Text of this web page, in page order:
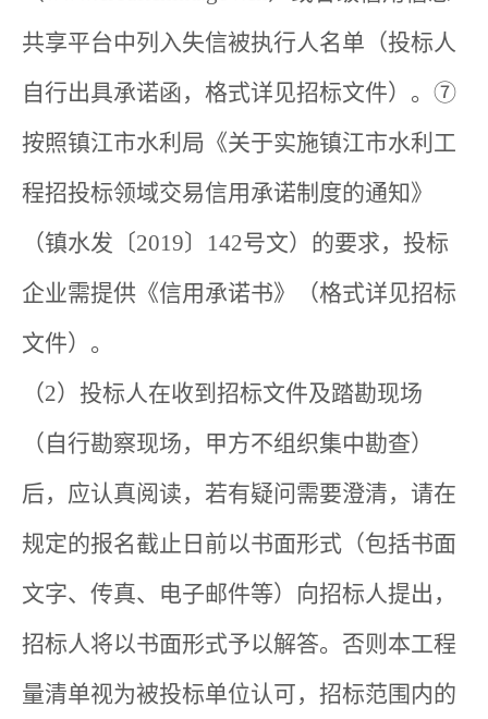
共享平台中列入失信被执行人名单（投标人
自行出具承诺函，格式详见招标文件）。⑦
按照镇江市水利局《关于实施镇江市水利工
程招投标领域交易信用承诺制度的通知》
（镇水发〔2019〕142号文）的要求，投标
企业需提供《信用承诺书》（格式详见招标
文件）。
（2）投标人在收到招标文件及踏勘现场
（自行勘察现场，甲方不组织集中勘查）
后，应认真阅读，若有疑问需要澄清，请在
规定的报名截止日前以书面形式（包括书面
文字、传真、电子邮件等）向招标人提出，
招标人将以书面形式予以解答。否则本工程
量清单视为被投标单位认可，招标范围内的